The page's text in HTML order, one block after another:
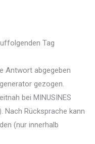
Tag
Antwort abgegeben
gezogen.
bei MINUSINES
Nach Rücksprache kann
(nur innerhalb